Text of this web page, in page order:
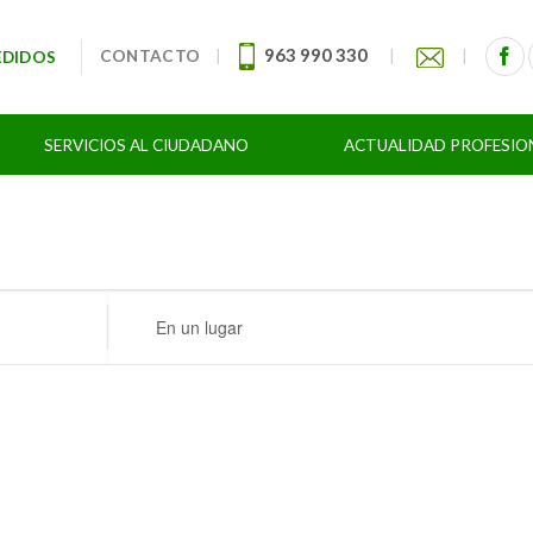
CONTACTO | 963 990 330 | |
SERVICIOS AL CIUDADANO ACTUALIDAD
Ingresa
Busca